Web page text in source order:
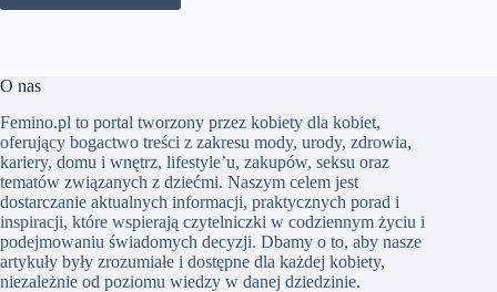
O nas
Femino.pl to portal tworzony przez kobiety dla kobiet,
oferujący bogactwo treści z zakresu mody, urody, zdrowia,
kariery, domu i wnętrz, lifestyle’u, zakupów, seksu oraz
tematów związanych z dziećmi. Naszym celem jest
dostarczanie aktualnych informacji, praktycznych porad i
inspiracji, które wspierają czytelniczki w codziennym życiu i
podejmowaniu świadomych decyzji. Dbamy o to, aby nasze
artykuły były zrozumiałe i dostępne dla każdej kobiety,
niezależnie od poziomu wiedzy w danej dziedzinie.